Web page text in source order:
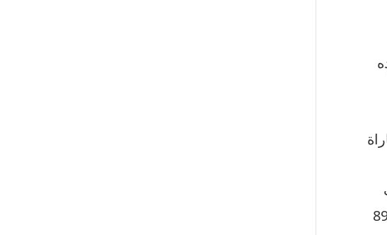
جمعته بفريق الاتفاق المراكشي، وذلك بناء على المادة 89